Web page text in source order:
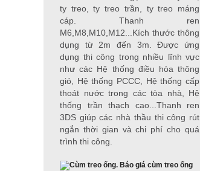
ty treo, ty treo trần, ty treo máng
cáp. Thanh ren
M6,M8,M10,M12...Kích thước thông
dụng từ 2m đến 3m. Được ứng
dụng thi công trong nhiều lĩnh vực
như các Hệ thống điều hòa thông
gió, Hệ thống PCCC, Hệ thống cấp
thoát nước trong các tòa nhà, Hệ
thống trần thạch cao...Thanh ren
3DS giúp các nhà thầu thi công rút
ngắn thời gian và chi phí cho quá
trình thi công.